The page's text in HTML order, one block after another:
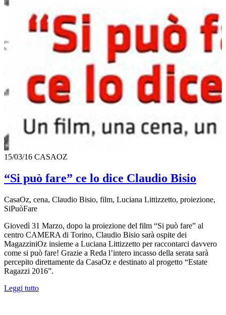
15/03/16 CASAOZ
“Si può fare” ce lo dice Claudio Bisio
CasaOz, cena, Claudio Bisio, film, Luciana Littizzetto, proiezione,
SiPuòFare
Giovedì 31 Marzo, dopo la proiezione del film “Si può fare” al
centro CAMERA di Torino, Claudio Bisio sarà ospite dei
MagazziniOz insieme a Luciana Littizzetto per raccontarci davvero
come si può fare! Grazie a Reda l’intero incasso della serata sarà
percepito direttamente da CasaOz e destinato al progetto “Estate
Ragazzi 2016”.
Leggi tutto